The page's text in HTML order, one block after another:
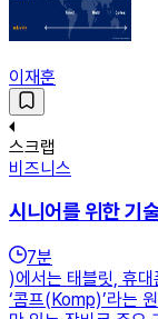
이재훈
스크랩
비즈니스
시니어를 위한 기
7분
)에서는 태블릿, 휴
‘콤프(Komp)’라는